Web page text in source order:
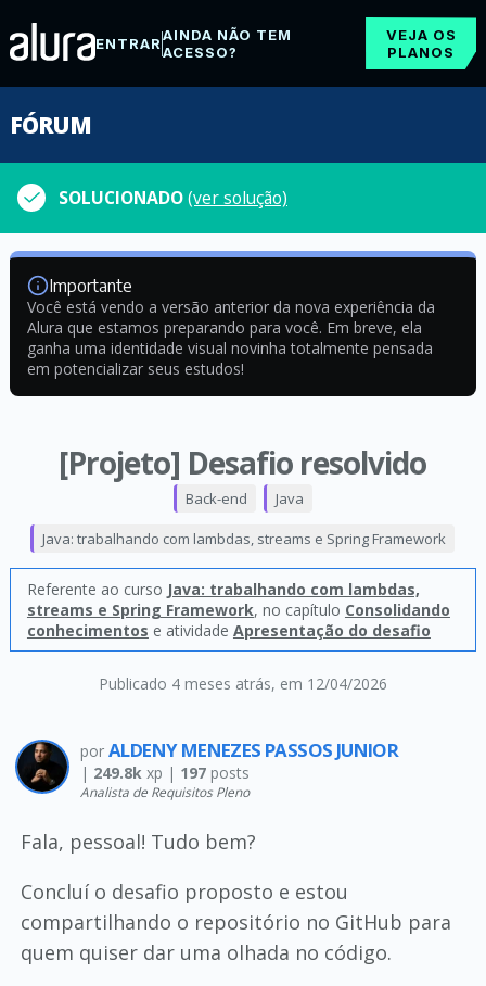
ENTRARAINDA NÃO TEM
ACESSO?
VEJA OS
PLANOS
FÓRUM
SOLUCIONADO(ver solução)
Importante
Você está vendo a versão anterior da nova experiência da
Alura que estamos preparando para você. Em breve, ela
ganha uma identidade visual novinha totalmente pensada
em potencializar seus estudos!
[Projeto] Desafio resolvido
Publicado 4 meses atrás, em 12/04/2026
Back-end Java
Java: trabalhando com lambdas, streams e Spring Framework
Referente ao curso Java: trabalhando com lambdas,
streams e Spring Framework, no capítulo Consolidando
conhecimentos e atividade Apresentação do desafio
por ALDENY MENEZES PASSOS JUNIOR
| 249.8kxp | 197posts
Analista de Requisitos Pleno
Fala, pessoal! Tudo bem?
Concluí o desafio proposto e estou
compartilhando o repositório no GitHub para
quem quiser dar uma olhada no código.